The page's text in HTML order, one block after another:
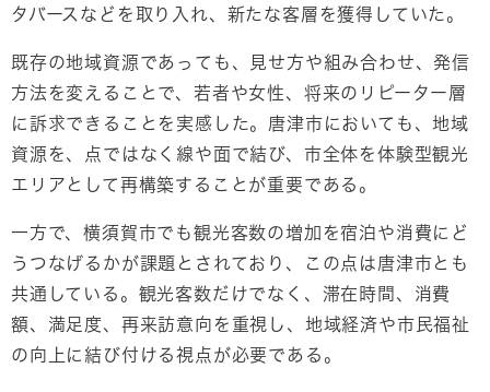
タバースなどを取り入れ、新たな客層を獲得していた。
既存の地域資源であっても、見せ方や組み合わせ、発信
方法を変えることで、若者や女性、将来のリピーター層
に訴求できることを実感した。唐津市においても、地域
資源を、点ではなく線や面で結び、市全体を体験型観光
エリアとして再構築することが重要である。
一方で、横須賀市でも観光客数の増加を宿泊や消費にど
うつなげるかが課題とされており、この点は唐津市とも
共通している。観光客数だけでなく、滞在時間、消費
額、満足度、再来訪意向を重視し、地域経済や市民福祉
の向上に結び付ける視点が必要である。